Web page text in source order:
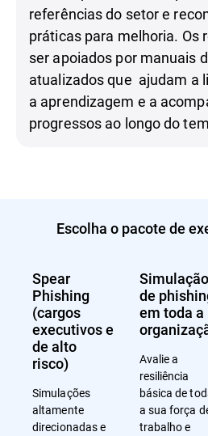
referências do setor e
práticas para melhoria. Os
ser apoiados por manuais
atualizados que ajudam a
a aprendizagem e a
progressos ao longo do
Escolha o pacote de
Spear
Phishing
(cargos
executivos e
de alto
risco)
Simulações
altamente
direcionadas e
Simulação
de
em toda a
Avalie a
resiliência
básica de
a sua força
trabalho e